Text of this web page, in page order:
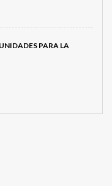
PARA LA